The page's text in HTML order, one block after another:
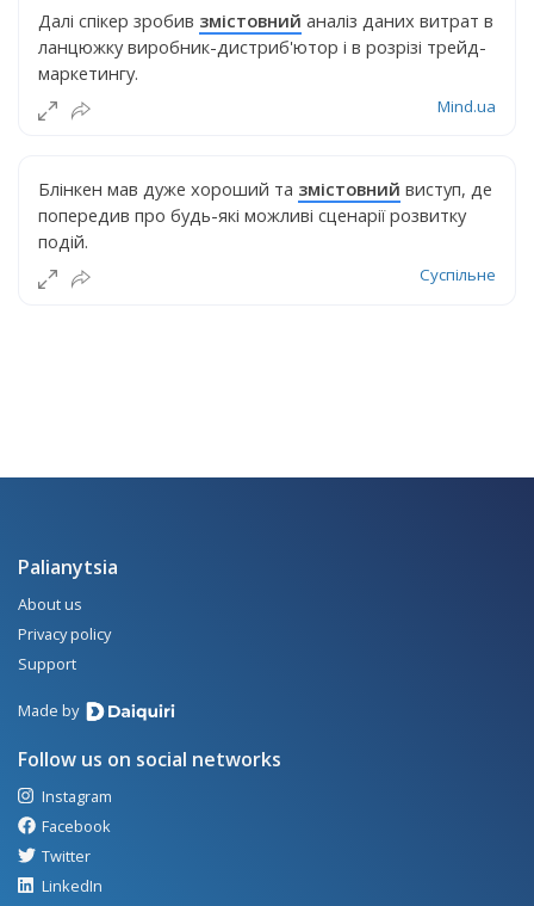
Далі спікер зробив змістовний аналіз даних витрат в
ланцюжку виробник-дистриб'ютор і в розрізі трейд-
маркетингу.
Mind.ua
Блінкен мав дуже хороший та змістовний виступ, де
попередив про будь-які можливі сценарії розвитку
подій.
Суспільне
Palianytsia
About us
Privacy policy
Support
Made by
Follow us on social networks
Instagram
Facebook
Twitter
LinkedIn